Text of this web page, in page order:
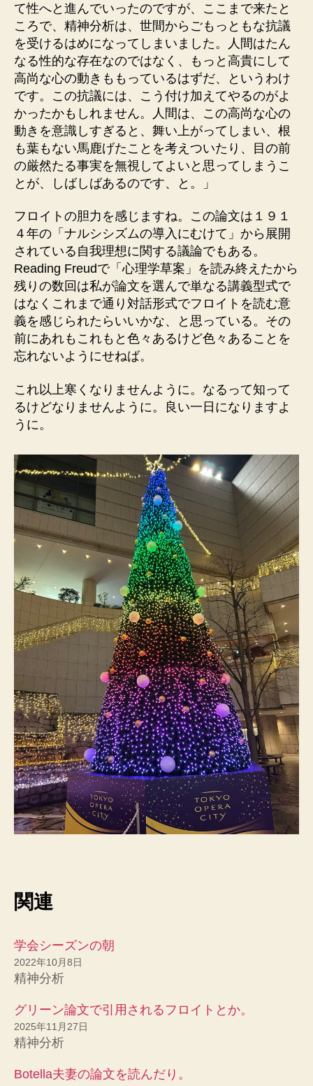
て性へと進んでいったのですが、ここまで来たと
ころで、精神分析は、世間からごもっともな抗議
を受けるはめになってしまいました。人間はたん
なる性的な存在なのではなく、もっと高貴にして
高尚な心の動きももっているはずだ、というわけ
です。この抗議には、こう付け加えてやるのがよ
かったかもしれません。人間は、この高尚な心の
動きを意識しすぎると、舞い上がってしまい、根
も葉もない馬鹿げたことを考えついたり、目の前
の厳然たる事実を無視してよいと思ってしまうこ
とが、しばしばあるのです、と。」
フロイトの胆力を感じますね。この論文は１９１
４年の「ナルシシズムの導入にむけて」から展開
されている自我理想に関する議論でもある。
Reading Freudで「心理学草案」を読み終えたから
残りの数回は私が論文を選んで単なる講義型式で
はなくこれまで通り対話形式でフロイトを読む意
義を感じられたらいいかな、と思っている。その
前にあれもこれもと色々あるけど色々あることを
忘れないようにせねば。
これ以上寒くなりませんように。なるって知って
るけどなりませんように。良い一日になりますよ
うに。
関連
学会シーズンの朝
2022年10月8日
精神分析
グリーン論文で引用されるフロイトとか。
2025年11月27日
精神分析
Botella夫妻の論文を読んだり。